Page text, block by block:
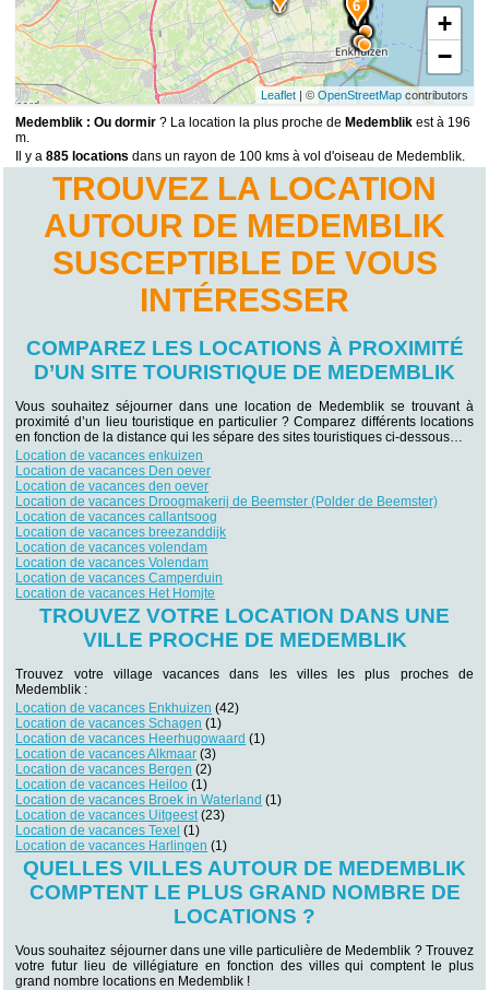
15
14
13
12
11
10
9
8
7
6
+
−
Leaflet| © OpenStreetMapcontributors
Medemblik : Ou dormir ? La location la plus proche de Medemblik est à 196
m.
Il y a885 locations dans un rayon de 100 kms à vol d'oiseau de Medemblik.
TROUVEZ LA LOCATION
AUTOUR DE MEDEMBLIK
SUSCEPTIBLE DE VOUS
INTÉRESSER
COMPAREZ LES LOCATIONS À PROXIMITÉ
D’UN SITE TOURISTIQUE DE MEDEMBLIK
Vous souhaitez séjourner dans une location de Medemblik se trouvant à
proximité d’un lieu touristique en particulier ? Comparez différents locations
en fonction de la distance qui les sépare des sites touristiques ci-dessous…
Location de vacances enkuizen
Location de vacances Den oever
Location de vacances den oever
Location de vacances Droogmakerij de Beemster (Polder de Beemster)
Location de vacances callantsoog
Location de vacances breezanddijk
Location de vacances volendam
Location de vacances Volendam
Location de vacances Camperduin
Location de vacances Het Homjte
TROUVEZ VOTRE LOCATION DANS UNE
VILLE PROCHE DE MEDEMBLIK
Trouvez votre village vacances dans les villes les plus proches de
Medemblik :
Location de vacances Enkhuizen (42)
Location de vacances Schagen (1)
Location de vacances Heerhugowaard (1)
Location de vacances Alkmaar (3)
Location de vacances Bergen (2)
Location de vacances Heiloo (1)
Location de vacances Broek in Waterland (1)
Location de vacances Uitgeest(23)
Location de vacances Texel (1)
Location de vacances Harlingen (1)
QUELLES VILLES AUTOUR DE MEDEMBLIK
COMPTENT LE PLUS GRAND NOMBRE DE
LOCATIONS ?
Vous souhaitez séjourner dans une ville particulière de Medemblik ? Trouvez
votre futur lieu de villégiature en fonction des villes qui comptent le plus
grand nombre locations en Medemblik !